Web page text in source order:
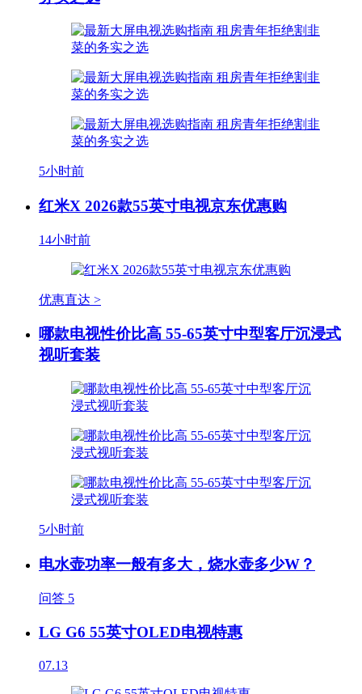
5小时前
红米X 2026款55英寸电视京东优惠购
14小时前
优惠直达 >
哪款电视性价比高 55-65英寸中型客厅沉浸式
视听套装
5小时前
电水壶功率一般有多大，烧水壶多少W？
问答 5
LG G6 55英寸OLED电视特惠
07.13